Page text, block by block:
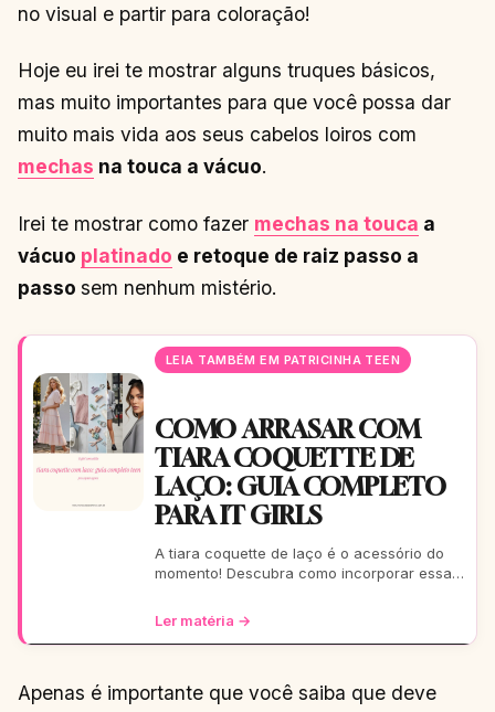
no visual e partir para coloração!
Hoje eu irei te mostrar alguns truques básicos,
mas muito importantes para que você possa dar
muito mais vida aos seus cabelos loiros com
mechas na touca a vácuo.
Irei te mostrar como fazer mechas na touca a
vácuo platinado e retoque de raiz passo a
passo sem nenhum mistério.
LEIA TAMBÉM EM PATRICINHA TEEN
COMO ARRASAR COM
TIARA COQUETTE DE
LAÇO: GUIA COMPLETO
PARA IT GIRLS
A tiara coquette de laço é o acessório do
momento! Descubra como incorporar essa
looks, do casual ao
Ler matéria →
Apenas é importante que você saiba que deve